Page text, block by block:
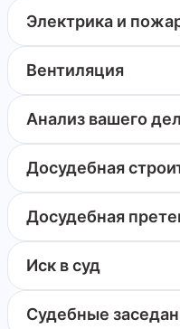
Электрика и
Вентиляция
Анализ вашего
Досудебная
Досудебная
Иск в суд
Судебные